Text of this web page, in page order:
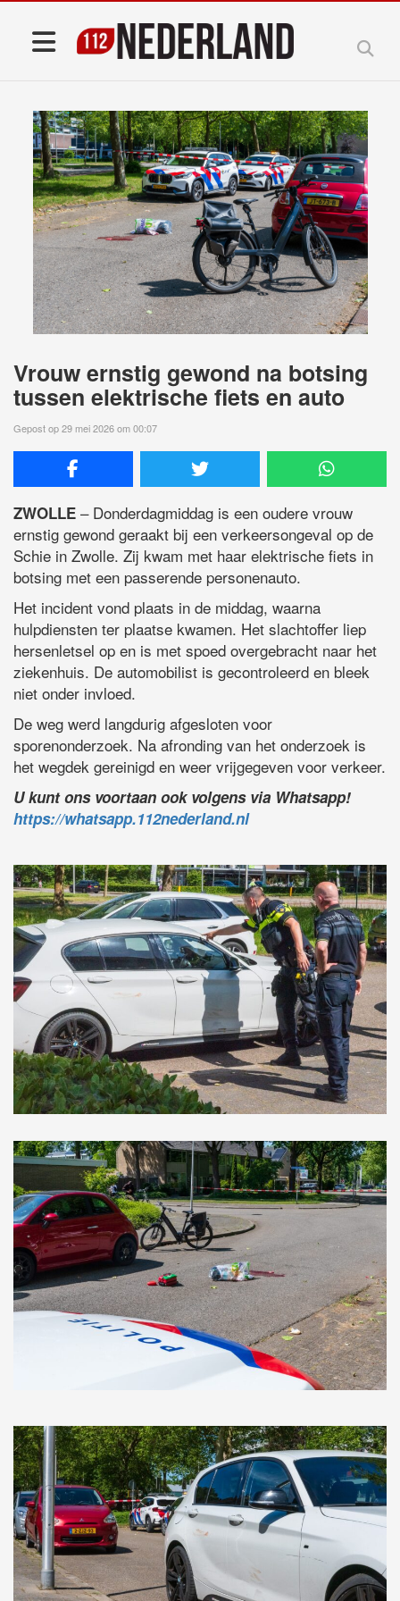
Vrouw ernstig gewond na botsing
tussen elektrische fiets en auto
Gepost op 29 mei 2026 om 00:07
ZWOLLE – Donderdagmiddag is een oudere vrouw
ernstig gewond geraakt bij een verkeersongeval op de
Schie in Zwolle. Zij kwam met haar elektrische fiets in
botsing met een passerende personenauto.
Het incident vond plaats in de middag, waarna
hulpdiensten ter plaatse kwamen. Het slachtoffer liep
hersenletsel op en is met spoed overgebracht naar het
ziekenhuis. De automobilist is gecontroleerd en bleek
niet onder invloed.
De weg werd langdurig afgesloten voor
sporenonderzoek. Na afronding van het onderzoek is
het wegdek gereinigd en weer vrijgegeven voor verkeer.
U kunt ons voortaan ook volgens via Whatsapp!
https://whatsapp.112nederland.nl